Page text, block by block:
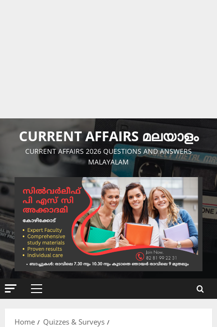
CURRENT AFFAIRS മലയാളം
CURRENT AFFAIRS 2026 QUESTIONS AND ANSWERS
MALAYALAM
Primary
Home
Quizzes & Surveys